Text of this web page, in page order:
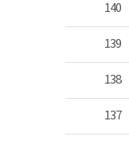
140
139
138
137